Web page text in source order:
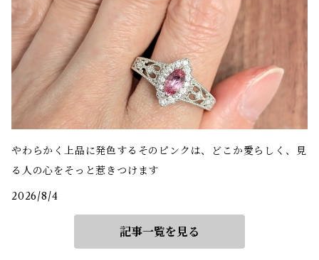
やわらかく上品に発色するそのピンクは、どこか愛らしく、見
る人の心をそっと惹きつけます
2026/8/4
記事一覧を見る